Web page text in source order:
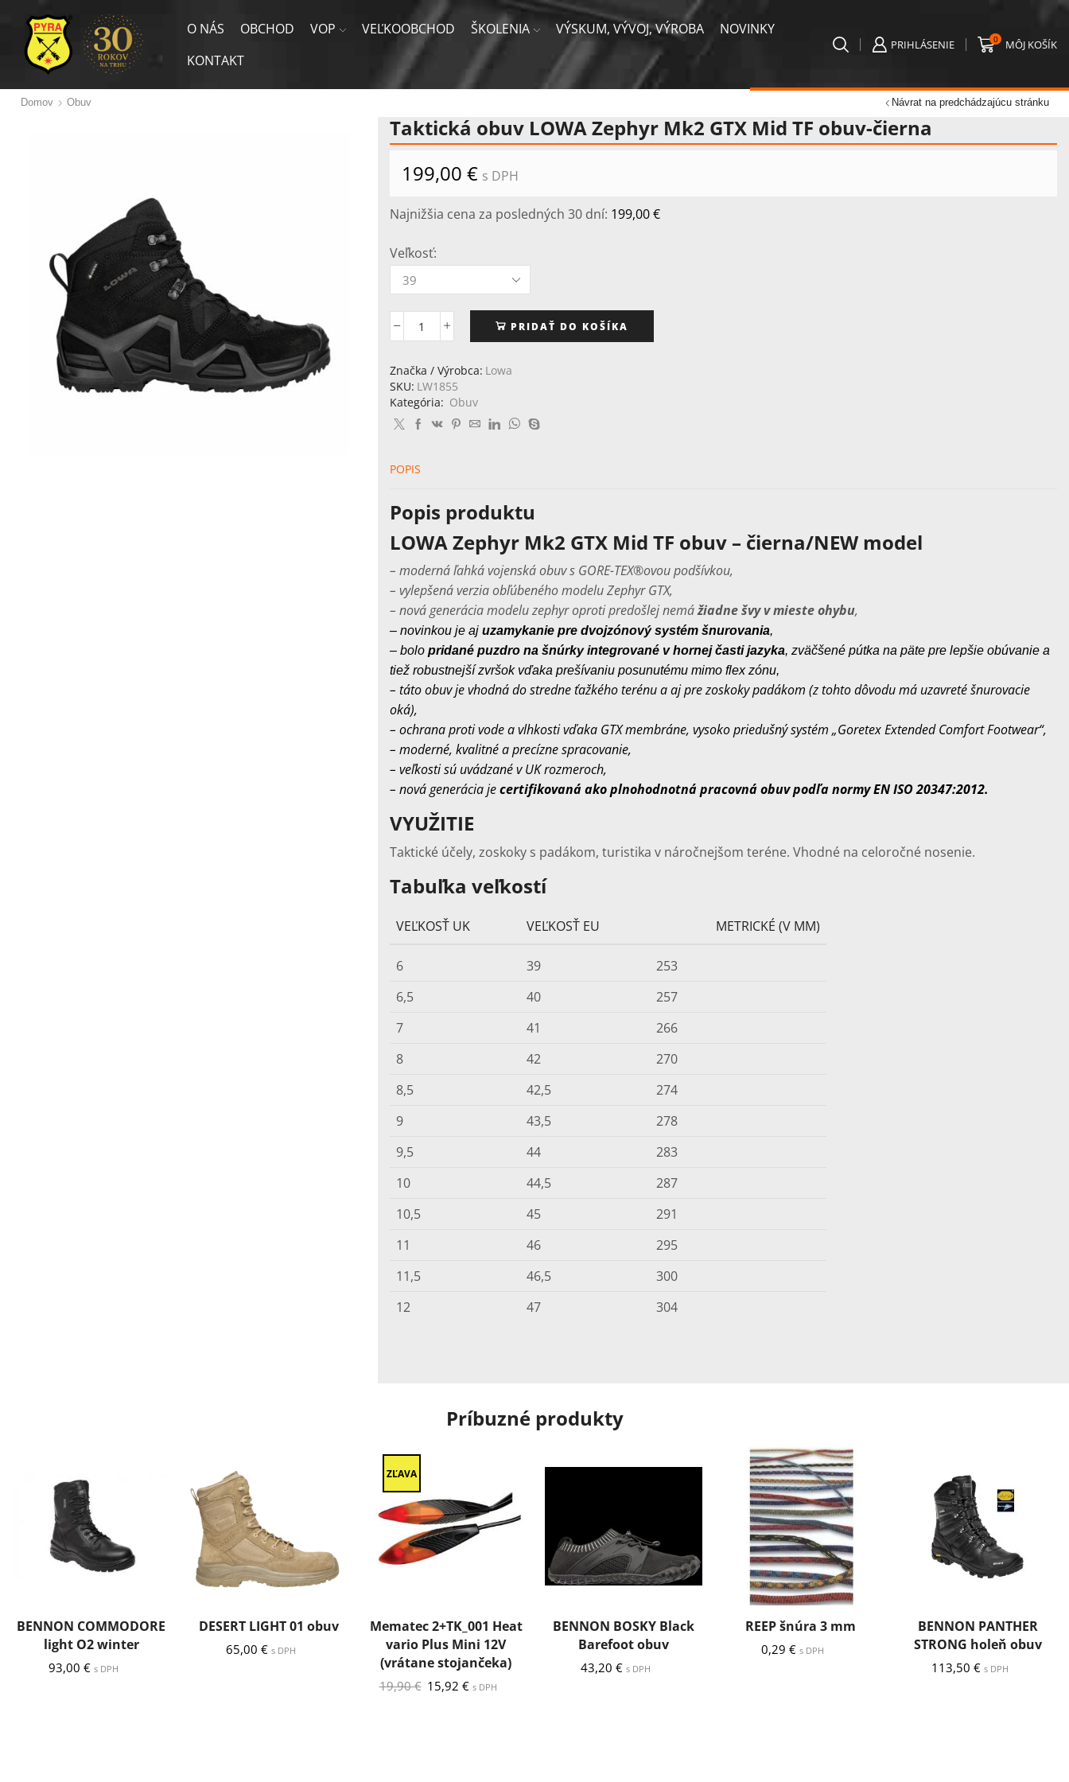
O NÁS OBCHOD VOP VEĽKOOBCHOD ŠKOLENIA VÝSKUM, VÝVOJ, VÝROBA
NOVINKY
KONTAKT
PRIHLÁSENIE 0 MÔJ KOŠÍK
Domov Obuv Návrat na predchádzajúcu stránku
Taktická obuv LOWA Zephyr Mk2 GTX Mid TF obuv-čierna
199,00 € s DPH
Najnižšia cena za posledných 30 dní: 199,00€
Veľkosť:
množstvo
obuv
LOWA
Zephyr
GTX
PRIDAŤ DO KOŠÍKA
Značka / Výrobca: Lowa
SKU: LW1855
Kategória: Obuv
POPIS
Popis produktu
LOWA Zephyr Mk2 GTX Mid TF obuv – čierna/NEW model
– moderná ľahká vojenská obuv s GORE-TEX®ovou podšívkou,
– vylepšená verzia obľúbeného modelu Zephyr GTX,
– nová generácia modelu zephyr oproti predošlej nemážiadne švy v mieste ohybu,
– novinkou je aj uzamykanie pre dvojzónový systém šnurovania,
– bolopridané puzdro na šnúrky integrované v hornej časti jazyka, zväčšené pútka na päte pre lepšie obúvanie a
tiež robustnejší zvršok vďaka prešívaniu posunutému mimo flex zónu,
– táto obuv je vhodná do stredne ťažkého terénu a aj pre zoskoky padákom (z tohto dôvodu má uzavreté šnurovacie
oká),
– ochrana proti vode a vlhkosti vďaka GTX membráne, vysoko priedušný systém „Goretex Extended Comfort Footwear“,
– moderné, kvalitné a precízne spracovanie,
– veľkosti sú uvádzané v UK rozmeroch,
– nová generácia jecertifikovaná ako plnohodnotná pracovná obuv podľa normy EN ISO 20347:2012.
VYUŽITIE
Taktické účely, zoskoky s padákom, turistika v náročnejšom teréne. Vhodné na celoročné nosenie.
Tabuľka veľkostí
VEĽKOSŤ UK VEĽKOSŤ EU METRICKÉ (V MM)
6 39
253
6,5
40
257
7
41
266
8
42
270
8,5
42,5
274
9
43,5
278
9,5
44
283
10
44,5
287
10,5
45
291
11
46
295
11,5
46,5
300
12
47 304
Príbuzné produkty
BENNON COMMODORE
light O2 winter
93,00 € s DPH
DESERT LIGHT 01 obuv
65,00 € s DPH
ZĽAVA
Mematec 2+TK_001 Heat
vario Plus Mini 12V
(vrátane stojančeka)
19,90€ Pôvodná
15,92 €Aktuálna
s DPH
BENNON BOSKY Black
Barefoot obuv
43,20 € s DPH
REEP šnúra 3 mm
0,29 € s DPH
BENNON PANTHER
STRONG holeň obuv
113,50 € s DPH